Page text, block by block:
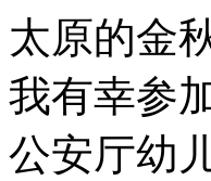
太原的金
我有幸参
公安厅幼